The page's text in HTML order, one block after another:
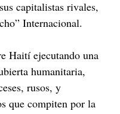
capitalistas rivales,
Internacional.
Haití ejecutando una
humanitaria,
rusos, y
que compiten por la